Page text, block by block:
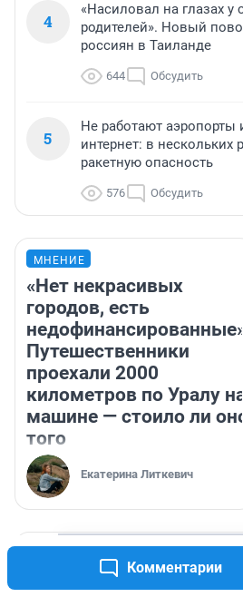
Комментарии
4
«Насиловал на глазах у
родителей». Новый
россиян в Таиланде
644 Обсудить
5
Не работают
интернет: в нескольких
ракетную опасность
576 Обсудить
МНЕНИЕ
«Нет некрасивых
городов, есть
недофинансированные».
Путешественники
проехали 2000
километров по Уралу на
машине — стоило ли оно
того
Екатерина Литкевич
Автор фантастического